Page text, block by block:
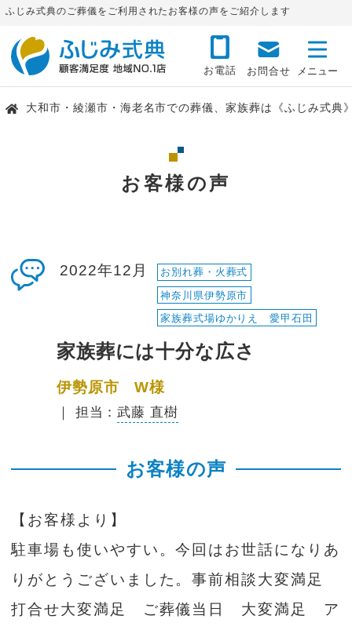
ふじみ式典のご葬儀をご利用されたお客様の声をご紹介します
お電話 お問合せ
大和市・綾瀬市・海老名市での葬儀、家族葬は《ふじみ式典
お客様の声
2022年12月
お別れ葬・火葬式
神奈川県伊勢原市
家族葬式場ゆかりえ 愛甲石田
家族葬には十分な広さ
伊勢原市 W様
｜ 担当：武藤 直樹
お客様の声
【お客様より】
駐車場も使いやすい。今回はお世話になりあ
りがとうございました。事前相談大変満足
打合せ大変満足 ご葬儀当日 大変満足 ア